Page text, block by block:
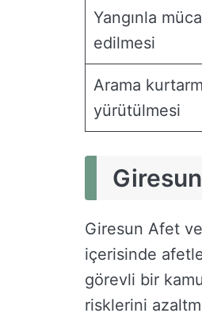
Yangınla
edilmesi
Arama
yürütülmesi
Giresun Afet ve
içerisinde
görevli bir
risklerini